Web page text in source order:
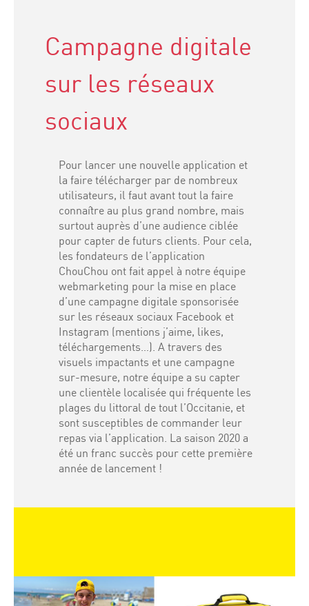
Campagne digitale
sur les réseaux
sociaux
Pour lancer une nouvelle application et
la faire télécharger par de nombreux
utilisateurs, il faut avant tout la faire
connaître au plus grand nombre, mais
surtout auprès d’une audience ciblée
pour capter de futurs clients. Pour cela,
les fondateurs de l’application
ChouChou ont fait appel à notre équipe
webmarketing pour la mise en place
d’une campagne digitale sponsorisée
sur les réseaux sociaux Facebook et
Instagram (mentions j’aime, likes,
téléchargements…). A travers des
visuels impactants et une campagne
sur-mesure, notre équipe a su capter
une clientèle localisée qui fréquente les
plages du littoral de tout l’Occitanie, et
sont susceptibles de commander leur
repas via l’application. La saison 2020 a
été un franc succès pour cette première
année de lancement !